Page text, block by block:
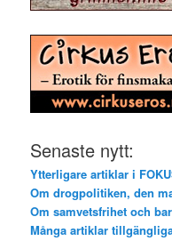
Senaste nytt:
Ytterligare artiklar i
Om drogpolitiken, den
Om samvetsfrihet och
Många artiklar